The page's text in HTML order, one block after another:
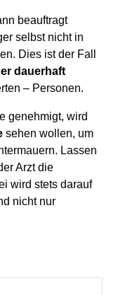
beauftragt
selbst nicht in
Dies ist der Fall
dauerhaft
– Personen.
genehmigt, wird
sehen wollen, um
Lassen
Arzt die
wird stets darauf
nicht nur